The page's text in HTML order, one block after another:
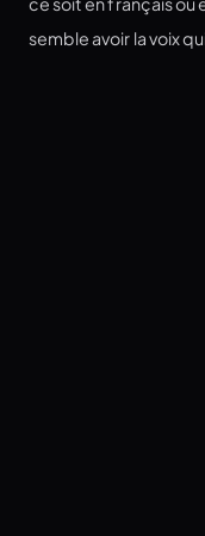
semble avoir la voix